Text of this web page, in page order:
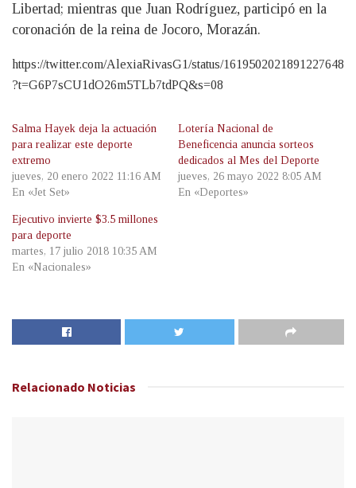
Libertad; mientras que Juan Rodríguez, participó en la
coronación de la reina de Jocoro, Morazán.
https://twitter.com/AlexiaRivasG1/status/1619502021891227648
?t=G6P7sCU1dO26m5TLb7tdPQ&s=08
Salma Hayek deja la actuación
para realizar este deporte
extremo
jueves, 20 enero 2022 11:16 AM
En «Jet Set»
Lotería Nacional de
Beneficencia anuncia sorteos
dedicados al Mes del Deporte
jueves, 26 mayo 2022 8:05 AM
En «Deportes»
Ejecutivo invierte $3.5 millones
para deporte
martes, 17 julio 2018 10:35 AM
En «Nacionales»
Relacionado Noticias